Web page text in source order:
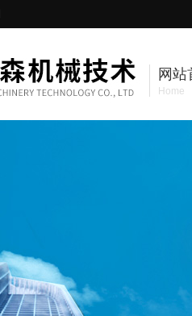
网站
Home